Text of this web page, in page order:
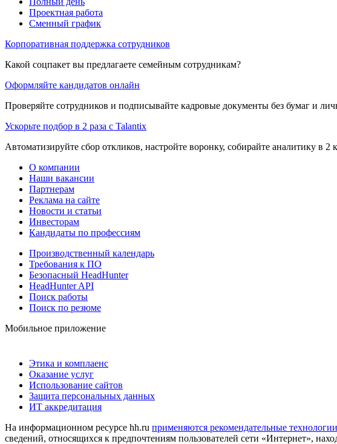
Проектная работа
Сменный график
Корпоративная поддержка сотрудников
Какой соцпакет вы предлагаете семейным сотрудникам?
Оформляйте кандидатов онлайн
Проверяйте сотрудников и подписывайте кадровые документы без бумаг и
Ускорьте подбор в 2 раза с Talantix
Автоматизируйте сбор откликов, настройте воронку, собирайте аналитику в 2
О компании
Наши вакансии
Партнерам
Реклама на сайте
Новости и статьи
Инвесторам
Кандидаты по профессиям
Производственный календарь
Требования к ПО
Безопасный HeadHunter
HeadHunter API
Поиск работы
Поиск по резюме
Мобильное приложение
Этика и комплаенс
Оказание услуг
Использование сайтов
Защита персональных данных
ИТ аккредитация
На информационном ресурсе hh.ru применяются рекомендательные технологии
сведений, относящихся к предпочтениям пользователей сети «Интернет»,